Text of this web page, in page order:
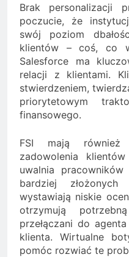
Brak personalizacji
poczucie, że
swój poziom
klientów – coś, co
Salesforce ma
relacji z klientami.
stwierdzeniem,
priorytetowym
finansowego.
FSI mają również
zadowolenia
uwalnia
bardziej
wystawiają niskie
otrzymują
przełączani do
klienta. Wirtualne
pomóc rozwiać te